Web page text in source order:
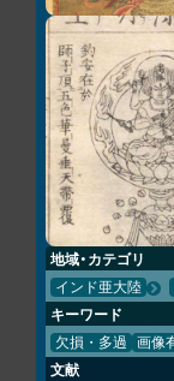
地域・カテゴリ
インド亜大陸
キーワード
欠損・多過 画像
文献